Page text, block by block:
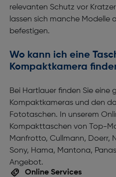
relevanten Schutz vor
lassen sich manche Modelle
befestigen.
Wo kann ich eine
Kompaktkamera
Bei Hartlauer finden Sie eine
Kompaktkameras und den
Fototaschen. In unserem
Kompakttaschen von Top-
Manfrotto, Cullmann, Doerr,
Sony, Hama, Mantona,
Angebot.
Online Services